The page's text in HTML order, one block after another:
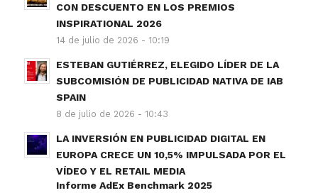
CON DESCUENTO EN LOS PREMIOS
INSPIRATIONAL 2026
14 de julio de 2026 - 10:19
ESTEBAN GUTIÉRREZ, ELEGIDO LÍDER DE LA
SUBCOMISIÓN DE PUBLICIDAD NATIVA DE IAB
SPAIN
8 de julio de 2026 - 10:43
LA INVERSIÓN EN PUBLICIDAD DIGITAL EN
EUROPA CRECE UN 10,5% IMPULSADA POR EL
VÍDEO Y EL RETAIL MEDIA
Informe AdEx Benchmark 2025